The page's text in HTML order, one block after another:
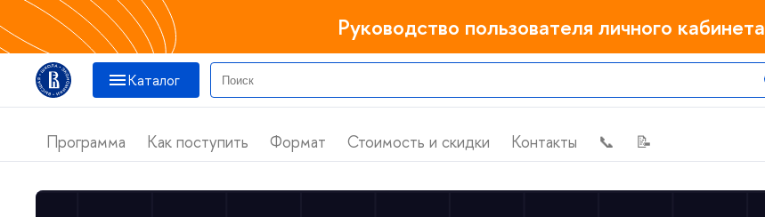
Руководство пользователя личного кабинета
Катало
Программа Как поступить Формат Стоимость и скидки Контакты 📞 📝